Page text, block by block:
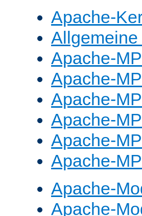
Apache-
Apache-
Apache-
Apache-
Apache-
Apache-
Apache-
Apache-
Apache-